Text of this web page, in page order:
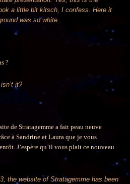
a little bit kitsch, I confess. Here it
was so white.
?
it?
de Stratagemme a fait peau neuve
à Sandrine et Laura que je vous
J’espère qu’il vous plait ce nouveau
the website of Stratagemme has been